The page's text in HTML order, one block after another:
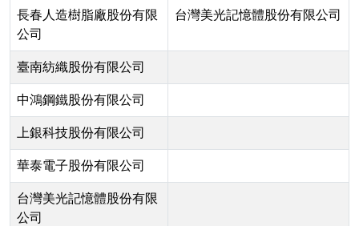
長春人造樹脂廠股份有限
公司
台灣美光記憶體股份有限公司
臺南紡織股份有限公司
中鴻鋼鐵股份有限公司
上銀科技股份有限公司
華泰電子股份有限公司
台灣美光記憶體股份有限
公司